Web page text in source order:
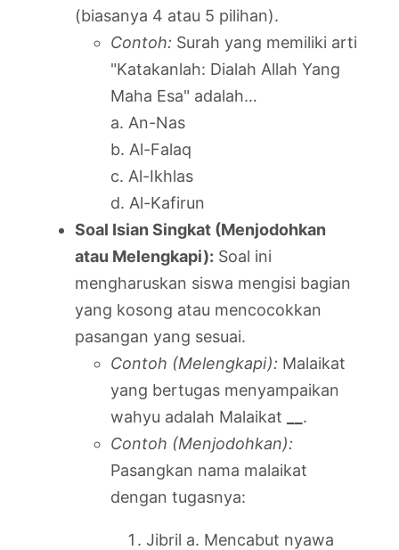
(biasanya 4 atau 5 pilihan).
Contoh: Surah yang memiliki arti
"Katakanlah: Dialah Allah Yang
Maha Esa" adalah…
a. An-Nas
b. Al-Falaq
c. Al-Ikhlas
d. Al-Kafirun
Soal Isian Singkat (Menjodohkan
atau Melengkapi): Soal ini
mengharuskan siswa mengisi bagian
yang kosong atau mencocokkan
pasangan yang sesuai.
Contoh (Melengkapi): Malaikat
yang bertugas menyampaikan
wahyu adalah Malaikat
.
Contoh (Menjodohkan):
Pasangkan nama malaikat
dengan tugasnya:
Jibril a. Mencabut nyawa